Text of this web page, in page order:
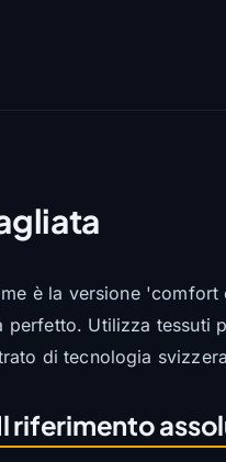
è la versione
perfetto. Utilizza
di tecnologia
riferimento